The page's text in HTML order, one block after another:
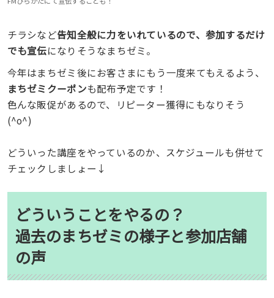
チラシなど告知全般に力をいれているので、参加するだけ
でも宣伝になりそうなまちゼミ。
今年はまちゼミ後にお客さまにもう一度来てもえるよう、
まちゼミクーポンも配布予定です！
色んな販促があるので、リピーター獲得にもなりそう
(^o^)
どういった講座をやっているのか、スケジュールも併せて
チェックしましょー↓
どういうことをやるの？
過去のまちゼミの様子と参加店舗
の声